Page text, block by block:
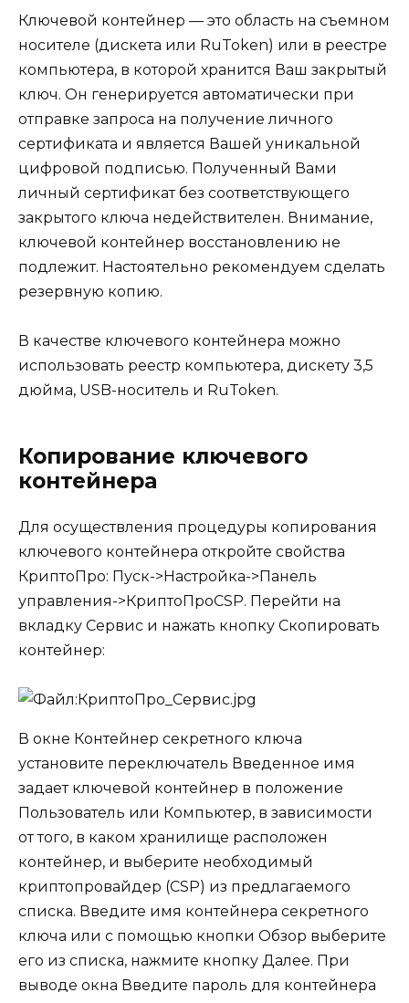
Ключевой контейнер — это область на съемном
носителе (дискета или RuToken) или в реестре
компьютера, в которой хранится Ваш закрытый
ключ. Он генерируется автоматически при
отправке запроса на получение личного
сертификата и является Вашей уникальной
цифровой подписью. Полученный Вами
личный сертификат без соответствующего
закрытого ключа недействителен. Внимание,
ключевой контейнер восстановлению не
подлежит. Настоятельно рекомендуем сделать
резервную копию.
В качестве ключевого контейнера можно
использовать реестр компьютера, дискету 3,5
дюйма, USB-носитель и RuToken.
Копирование ключевого
контейнера
Для осуществления процедуры копирования
ключевого контейнера откройте свойства
КриптоПро: Пуск->Настройка->Панель
управления->КриптоПроCSP. Перейти на
вкладку Сервис и нажать кнопку Скопировать
контейнер:
В окне Контейнер секретного ключа
установите переключатель Введенное имя
задает ключевой контейнер в положение
Пользователь или Компьютер, в зависимости
от того, в каком хранилище расположен
контейнер, и выберите необходимый
криптопровайдер (CSP) из предлагаемого
списка. Введите имя контейнера секретного
ключа или с помощью кнопки Обзор выберите
его из списка, нажмите кнопку Далее. При
выводе окна Введите пароль для контейнера